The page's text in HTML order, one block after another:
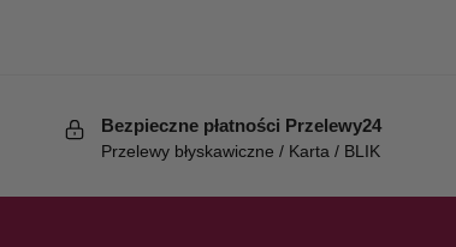
Bezpieczne płatności Przelewy24
Przelewy błyskawiczne / Karta / BLIK